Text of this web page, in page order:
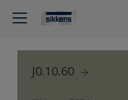
J0.10.60